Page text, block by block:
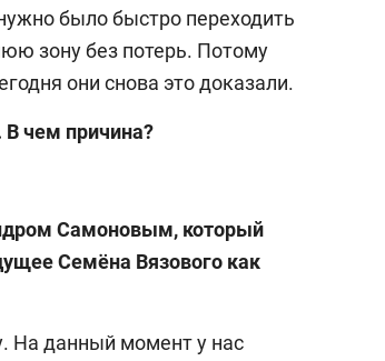
было быстро переходить
зону без потерь. Потому
они снова это доказали.
В чем причина?
Самоновым, который
Семёна Вязового как
На данный момент у нас